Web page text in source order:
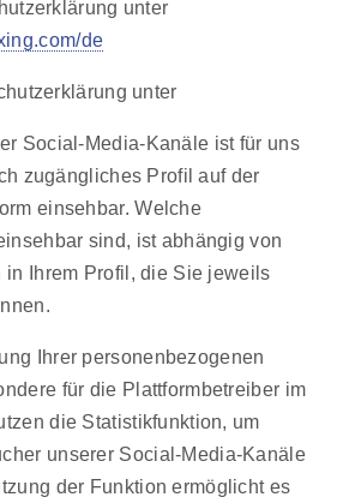
unter
de
unter
Social-Media-Kanäle ist für uns
zugängliches Profil auf der
einsehbar. Welche
sind, ist abhängig von
in Ihrem Profil, die Sie jeweils
Ihrer personenbezogenen
für die Plattformbetreiber im
die Statistikfunktion, um
unserer Social-Media-Kanäle
der Funktion ermöglicht es